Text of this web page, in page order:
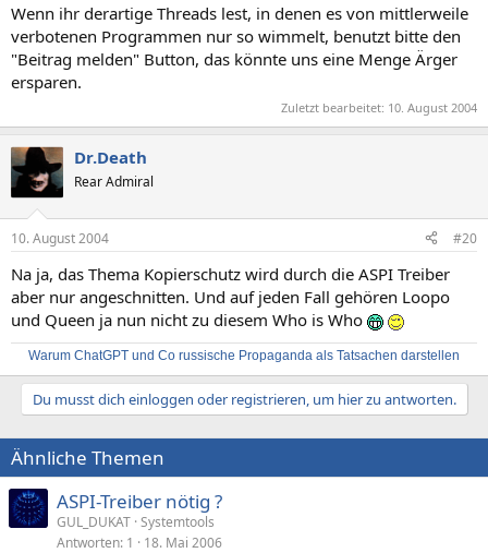
Wenn ihr derartige Threads lest, in denen es von mittlerweile
verbotenen Programmen nur so wimmelt, benutzt bitte den
"Beitrag melden" Button, das könnte uns eine Menge Ärger
ersparen.
Zuletzt bearbeitet: 10. August 2004
Dr.Death
Rear Admiral
10. August 2004 #20
Na ja, das Thema Kopierschutz wird durch die ASPI Treiber
aber nur angeschnitten. Und auf jeden Fall gehören Loopo
und Queen ja nun nicht zu diesem Who is Who
Warum ChatGPT und Co russische Propaganda als Tatsachen darstellen
Du musst dich einloggen oder registrieren, um hier zu antworten.
Ähnliche Themen
ASPI-Treiber nötig ?
GUL_DUKAT Systemtools
Antworten 1 18. Mai 2006